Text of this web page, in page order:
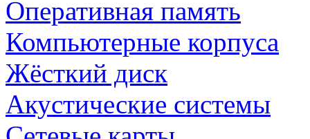
Оперативная память
Компьютерные корпуса
Жёсткий диск
Акустические системы